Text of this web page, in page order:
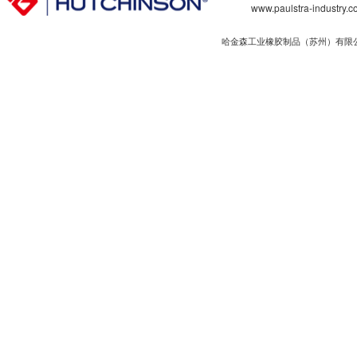
www.paulstra-
哈金森工业橡胶制品（苏州）有限